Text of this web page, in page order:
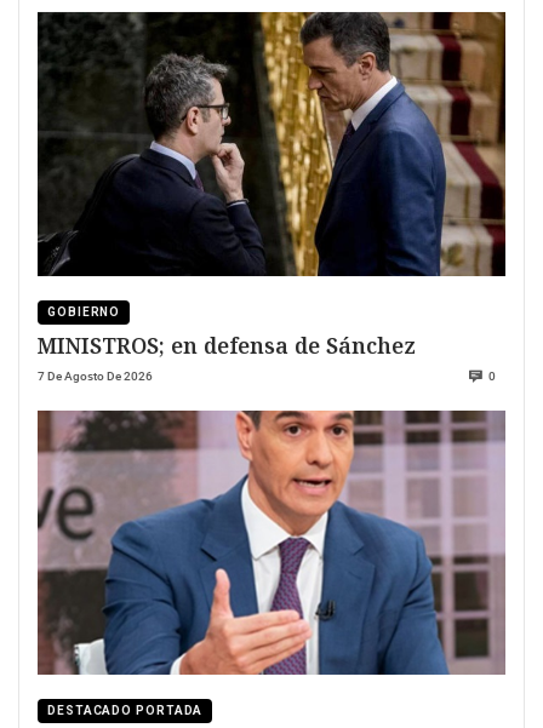
GOBIERNO
MINISTROS; en defensa de Sánchez
7 De Agosto De 2026 0
DESTACADO PORTADA